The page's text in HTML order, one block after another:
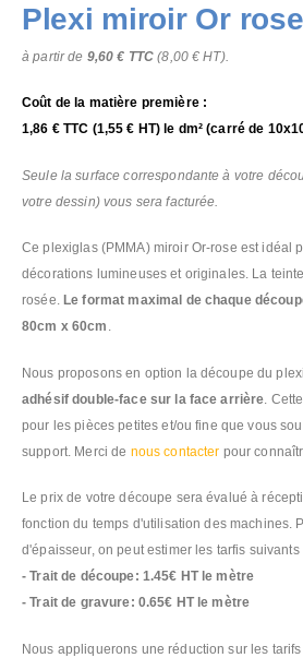
to
beginning
the
images
Plexi miroir Or
à partir de 9,60 € TTC (8,00 € HT).
Coût de la matière première :
1,86 €TTC (1,55 € HT) le dm² (carré de
Seule la surface correspondante à votre
votre dessin) vous sera facturée.
Ce plexiglas (PMMA) miroir Or-rose est idéal
décorations lumineuses et originales. La
rosée. Le format maximal de chaque
80cm x 60cm .
Nous proposons en option la découpe du
adhésif double-face sur la face arrière.
pour les pièces petites et/ou fine que vous
support. Merci de nous contacter pour
Le prix de votre découpe sera évalué à
fonction du temps d'utilisation des machines.
d'épaisseur, on peut estimer les tarfis suivants
- Trait de découpe: 1.45€ HT le mètre
- Trait de gravure: 0.65€ HT le mètre
Nous appliquerons une réduction sur les